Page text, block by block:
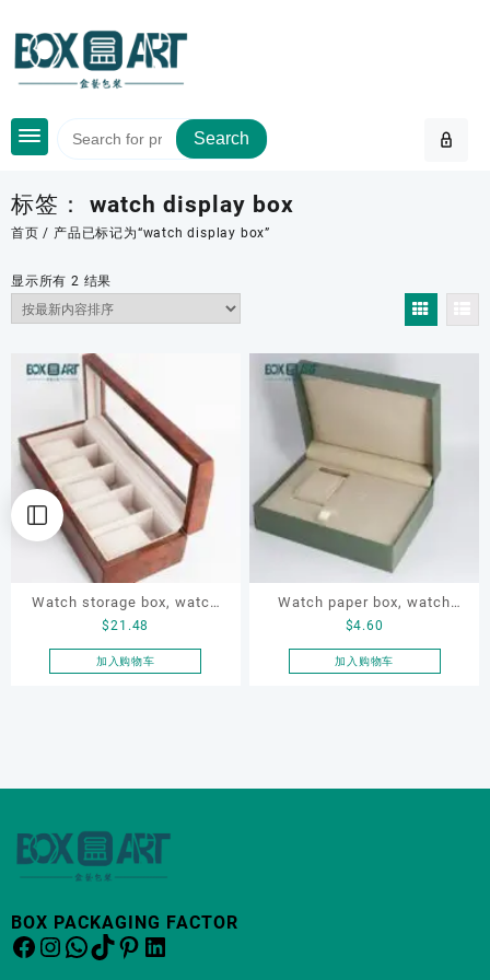
content
Search
标签： watch display box
首页 / 产品已标记为“watch display box”
显示所有 2 结果
最
新
容
排
序
Watch storage box, watch
wooden box, watch display
box, watch protective box,
$21.48
加入购物车
Watch paper box, watch
box, green watch box, watch
packaging box, watch
$4.60
加入购物车
BOX PACKAGING FACTOR
Facebook
Instagram
WhatsApp
TikTok
Pinterest
LinkedIn